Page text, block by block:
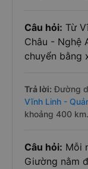
Câu hỏi: Từ
Châu - Nghệ
chuyển bằng
Trả lời: Đường
Vĩnh Linh -
khoảng 400 km.
Câu hỏi: Mỗi
Giường nằm